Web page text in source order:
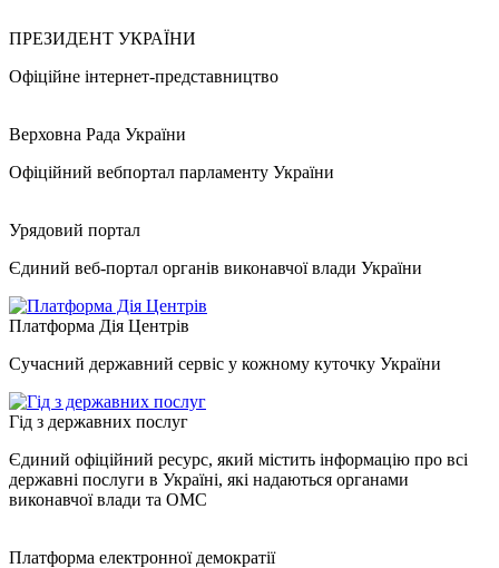
ПРЕЗИДЕНТ УКРАЇНИ
Офіційне інтернет-представництво
Верховна Рада України
Офіційний вебпортал парламенту України
Урядовий портал
Єдиний веб-портал органів виконавчої влади України
Платформа Дія Центрів
Сучасний державний сервіс у кожному куточку України
Гід з державних послуг
Єдиний офіційний ресурс, який містить інформацію про всі
державні послуги в Україні, які надаються органами
виконавчої влади та ОМС
Платформа електронної демократії